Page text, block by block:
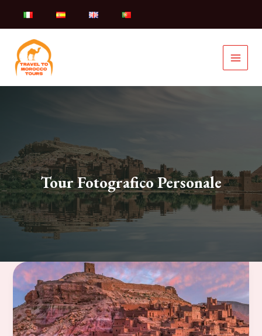
Tour Fotografico Personale